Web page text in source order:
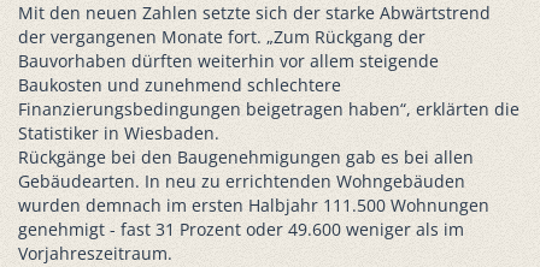
Mit den neuen Zahlen setzte sich der starke Abwärtstrend
der vergangenen Monate fort. „Zum Rückgang der
Bauvorhaben dürften weiterhin vor allem steigende
Baukosten und zunehmend schlechtere
Finanzierungsbedingungen beigetragen haben“, erklärten die
Statistiker in Wiesbaden.
Rückgänge bei den Baugenehmigungen gab es bei allen
Gebäudearten. In neu zu errichtenden Wohngebäuden
wurden demnach im ersten Halbjahr 111.500 Wohnungen
genehmigt - fast 31 Prozent oder 49.600 weniger als im
Vorjahreszeitraum.